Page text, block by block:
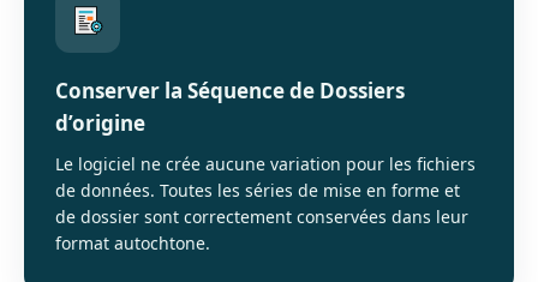
Conserver la Séquence de Dossiers
d’origine
Le logiciel ne crée aucune variation pour les fichiers
de données. Toutes les séries de mise en forme et
de dossier sont correctement conservées dans leur
format autochtone.